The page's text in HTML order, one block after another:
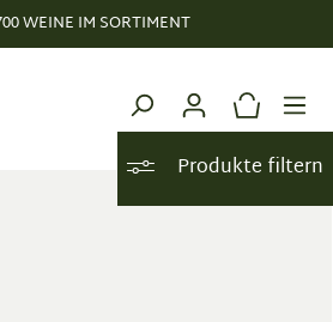
WEINE IM SORTIMENT
Produkte filtern